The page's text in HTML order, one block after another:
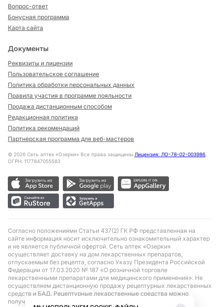
Вопрос-ответ
Бонусная программа
Карта сайта
Документы
Реквизиты и лицензии
Пользовательское соглашение
Политика обработки персональных данных
Правила участия в программе лояльности
Продажа дистанционным способом
Редакционная политика
Политика рекомендаций
Партнерская программа для веб-мастеров
© 2026 Сеть аптек «Озерки» Все права защищены Лицензия: ЛО-78-02-003986,
ОГРН: 1177847055583
Согласно положениями Статьи 437(2) ГК РФ представленная на
сайте информация носит исключительно ознакомительный характер
и не является публичной офертой. Сеть аптек «Озерки»
осуществляет доставку на дом лекарственных препаратов,
отпускаемым без рецепта, согласно Указу Президента Российской
Федерации от 17.03.2020 № 187 «О розничной торговле
лекарственными препаратами для медицинского применения». Не
осуществляем дистанционную продажу рецептурных лекарственных
средств и БАД. Рецептурные лекарственные средства можно
получить только при помощи самовывоза в аптеке при